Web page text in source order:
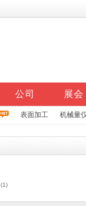
公司 展会
表面加工 机械量
(1)